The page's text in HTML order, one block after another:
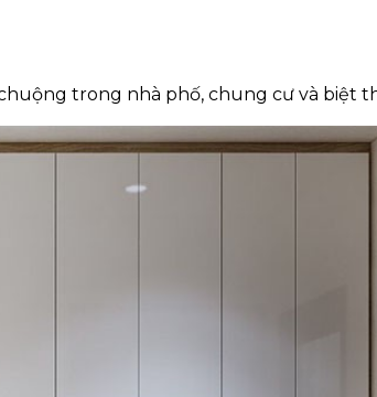
trong nhà phố, chung cư và biệt